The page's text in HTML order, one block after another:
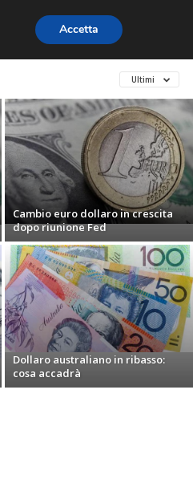
Ultimi
Cambio euro dollaro in crescita
dopo riunione Fed
Dollaro australiano in ribasso:
cosa accadrà
Accetta